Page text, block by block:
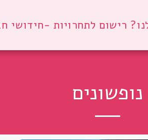
רישום לתחרויות -חידושי
נופשונים